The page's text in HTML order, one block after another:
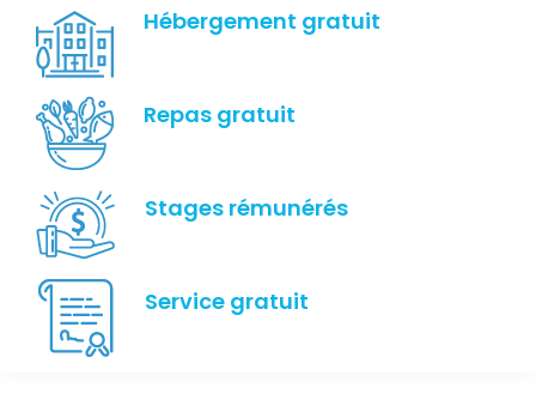
Hébergement gratuit
Repas gratuit
Stages rémunérés
Service gratuit